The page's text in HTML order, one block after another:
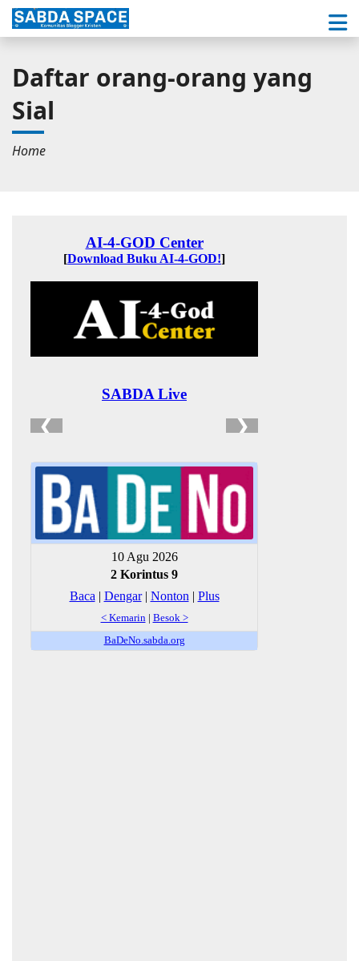
Daftar orang-orang yang
Sial
Home